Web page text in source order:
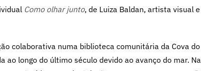
Como olhar junto, de Luiza Baldan, artista visual
colaborativa numa biblioteca comunitária da Cova
longo do último século devido ao avanço do mar.